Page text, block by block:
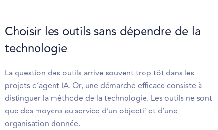
Choisir les outils sans dépendre de la
technologie
La question des outils arrive souvent trop tôt dans les
projets d’agent IA. Or, une démarche efficace consiste à
distinguer la méthode de la technologie. Les outils ne sont
que des moyens au service d’un objectif et d’une
organisation donnée.